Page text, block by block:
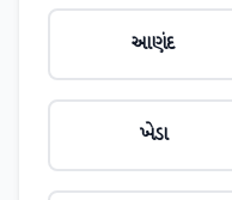
આણંદ
ખેડા